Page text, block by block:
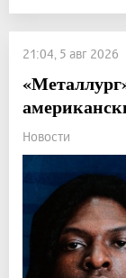
21:04, 5 авг 2026
Новости